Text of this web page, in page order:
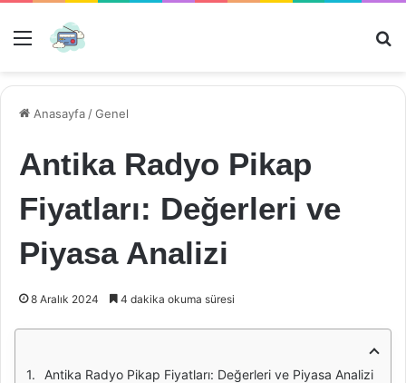
Menü
Anasayfa /Genel
Antika Radyo Pikap
Fiyatları: Değerleri ve
Piyasa Analizi
8 Aralık 2024 4 dakika okuma süresi
Antika Radyo Pikap Fiyatları: Değerleri ve Piyasa Analizi